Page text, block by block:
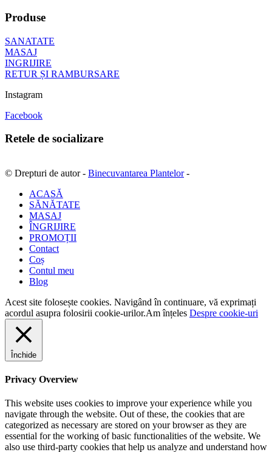
Produse
SANATATE
MASAJ
INGRIJIRE
RETUR ȘI RAMBURSARE
Instagram
Facebook
Retele de socializare
© Drepturi de autor - Binecuvantarea Plantelor-
ACASĂ
SĂNĂTATE
MASAJ
ÎNGRIJIRE
PROMOȚII
Contact
Coș
Contul meu
Blog
Acest site folosește cookies. Navigând în continuare, vă exprimați
acordul asupra folosirii cookie-urilor.Am înțeles Despre cookie-uri
Închide
Privacy Overview
This website uses cookies to improve your experience while you
navigate through the website. Out of these, the cookies that are
categorized as necessary are stored on your browser as they are
essential for the working of basic functionalities of the website. We
also use third-party cookies that help us analyze and understand how